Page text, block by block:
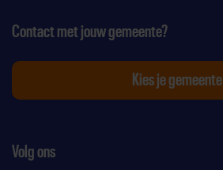
Volg ons
Contact met jouw gemeente?
Kies je gemeente